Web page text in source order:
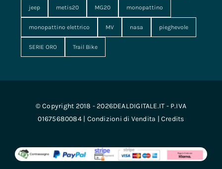
jeep metis20 MG20 monopattino
monopattino elettrico MV nasa pieghevole
SERIE ORO Trail Bike
© Copyright 2018 - 2026DEALDIGITALE.IT - P.IVA
01675680084 | Condizioni di Vendita | Credits